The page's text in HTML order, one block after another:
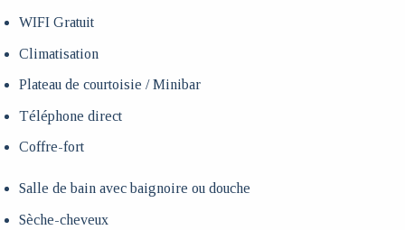
WIFI Gratuit
Climatisation
Plateau de courtoisie / Minibar
Téléphone direct
Coffre-fort
Salle de bain avec baignoire ou douche
Sèche-cheveux